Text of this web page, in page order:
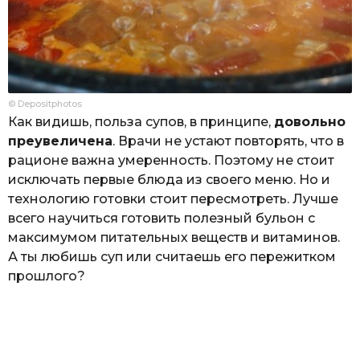
© Depositphotos
Как видишь, польза супов, в принципе, довольно
преувеличена. Врачи не устают повторять, что в
рационе важна умеренность. Поэтому не стоит
исключать первые блюда из своего меню. Но и
технологию готовки стоит пересмотреть. Лучше
всего научиться готовить полезный бульон с
максимумом питательных веществ и витаминов.
А ты любишь суп или считаешь его пережитком
прошлого?